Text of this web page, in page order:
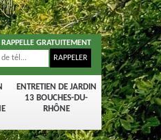
ENTRETIEN DE JARDIN
13 BOUCHES-DU-
RHÔNE
GRATUITEMENT